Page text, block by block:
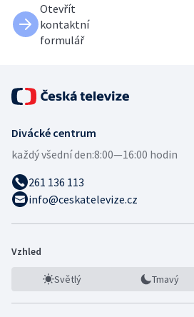
Otevřít
kontaktní
formulář
Divácké centrum
každý všední den:8:00—16:00 hodin
261 136 113
info@ceskatelevize.cz
Vzhled
Světlý Tmavý